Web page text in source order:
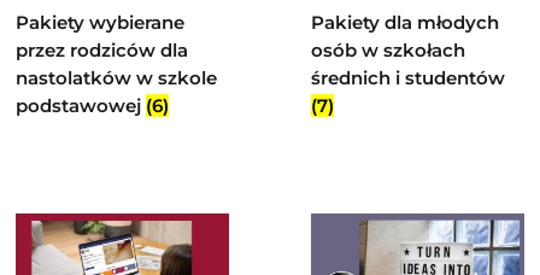
Pakiety wybierane
przez rodziców dla
nastolatków w szkole
podstawowej (6)
Pakiety dla młodych
osób w szkołach
średnich i studentów
(7)